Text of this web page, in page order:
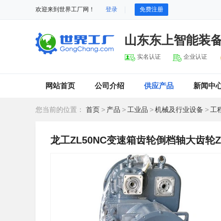
欢迎来到世界工厂网！ 登录 免费注册
山东东上智能装
实名认证 企业认证
网站首页 公司介绍 供应产品 新闻中
您当前的位置： 首页 > 产品 > 工业品 >机械及行业设备 > 工
龙工ZL50NC变速箱齿轮倒档轴大齿轮